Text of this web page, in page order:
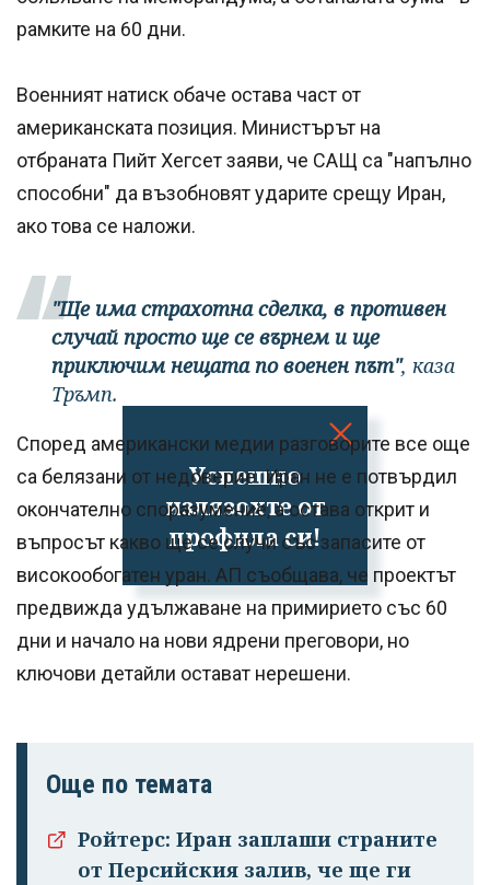
Успешно
излязохте от
профила си!
рамките на 60 дни.
Военният натиск обаче остава част от
американската позиция. Министърът на
отбраната Пийт Хегсет заяви, че САЩ са "напълно
способни" да възобновят ударите срещу Иран,
ако това се наложи.
"Ще има страхотна сделка, в противен
случай просто ще се върнем и ще
приключим нещата по военен път", каза
Тръмп.
Според американски медии разговорите все още
са белязани от недоверие. Иран не е потвърдил
окончателно споразумение, а остава открит и
въпросът какво ще се случи със запасите от
високообогатен уран. АП съобщава, че проектът
предвижда удължаване на примирието със 60
дни и начало на нови ядрени преговори, но
ключови детайли остават нерешени.
Още по темата
Ройтерс: Иран заплаши страните
от Персийския залив, че ще ги